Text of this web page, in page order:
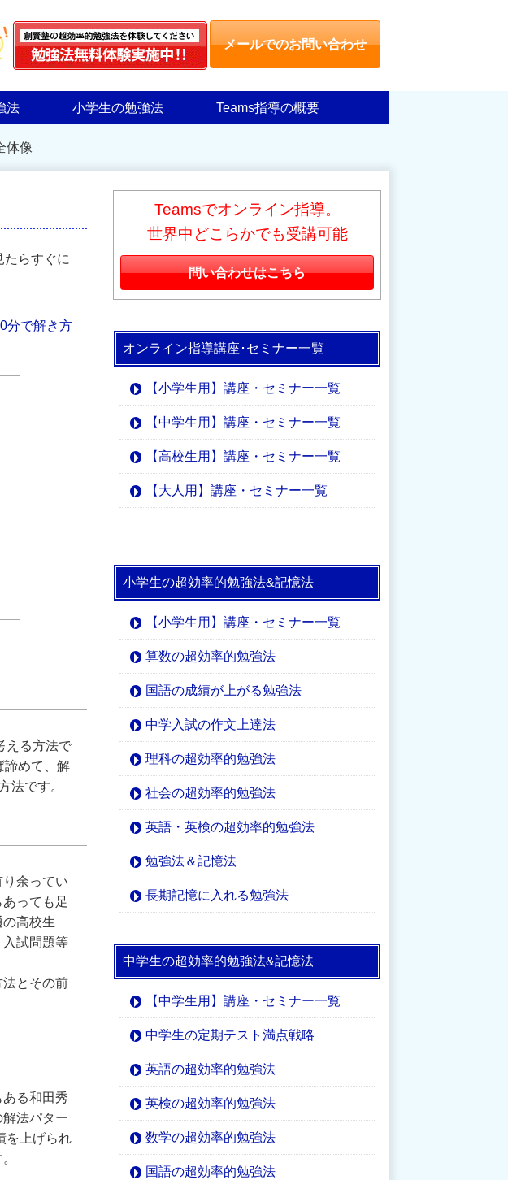
メールでのお問い合わせ
法 小学生の勉強法 Teams指導の概要
体像
らすぐに
分で解き方
える方法で
諦めて、解
法です。
余ってい
っても足
高校生
試問題等
とその前
る和田秀
法パター
を上げられ
Teamsでオンライン指導。
世界中どこらかでも受講可能
問い合わせはこちら
オンライン指導講座･セミナー一覧
【小学生用】講座・セミナー一覧
【中学生用】講座・セミナー一覧
【高校生用】講座・セミナー一覧
【大人用】講座・セミナー一覧
小学生の超効率的勉強法&記憶法
【小学生用】講座・セミナー一覧
算数の超効率的勉強法
国語の成績が上がる勉強法
中学入試の作文上達法
理科の超効率的勉強法
社会の超効率的勉強法
英語・英検の超効率的勉強法
勉強法＆記憶法
長期記憶に入れる勉強法
中学生の超効率的勉強法&記憶法
【中学生用】講座・セミナー一覧
中学生の定期テスト満点戦略
英語の超効率的勉強法
英検の超効率的勉強法
数学の超効率的勉強法
国語の超効率的勉強法